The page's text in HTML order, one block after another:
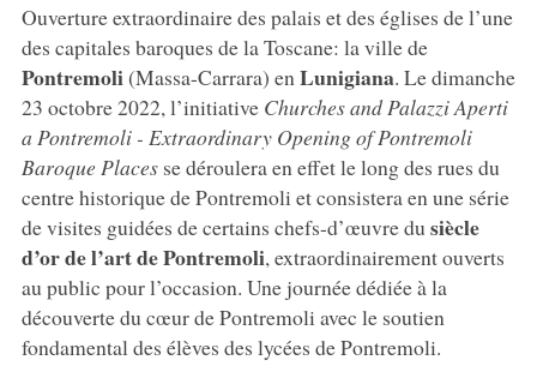
Ouverture extraordinaire des palais et des églises de l’une
des capitales baroques de la Toscane: la ville de
Pontremoli(Massa-Carrara) en Lunigiana. Le dimanche
23 octobre 2022, l’initiative Churches and Palazzi Aperti
a Pontremoli - Extraordinary Opening of Pontremoli
Baroque Placesse déroulera en effet le long des rues du
centre historique de Pontremoli et consistera en une série
de visites guidées de certains chefs-d’œuvre du siècle
d’or de l’art de Pontremoli, extraordinairement ouverts
au public pour l’occasion. Une journée dédiée à la
découverte du cœur de Pontremoli avec le soutien
fondamental des élèves des lycées de Pontremoli.